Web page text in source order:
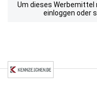
Um dieses Werbemittel
einloggen oder